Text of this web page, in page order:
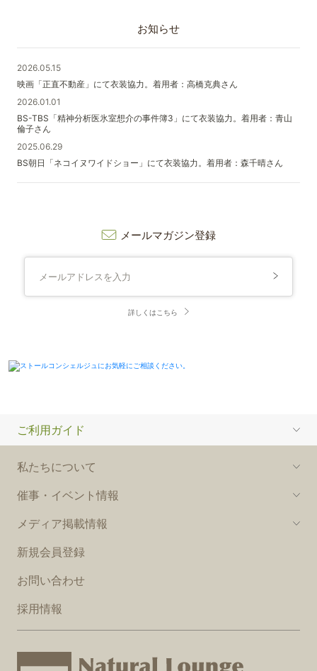
お知らせ
2026.05.15
映画「正直不動産」にて衣装協力。着用者：高橋克典さん
2026.01.01
BS-TBS「精神分析医氷室想介の事件簿3」にて衣装協力。着用者：青山
倫子さん
2025.06.29
BS朝日「ネコイヌワイドショー」にて衣装協力。着用者：森千晴さん
メールマガジン登録
詳しくはこちら
ご利用ガイド
私たちについて
催事・イベント情報
メディア掲載情報
新規会員登録
お問い合わせ
採用情報